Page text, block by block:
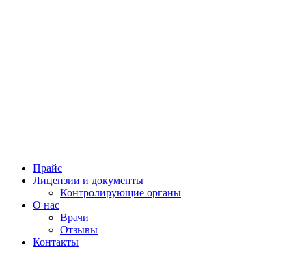
Прайс
Лицензии и документы
Контролирующие органы
О нас
Врачи
Отзывы
Контакты